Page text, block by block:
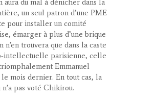
aura du mal à dénicher dans la
un seul patron d’une PME
pour installer un comité
émarger à plus d’une brique
n’en trouvera que dans la caste
intellectuelle parisienne, celle
Emmanuel
mois dernier. En tout cas, la
pas voté Chikirou.